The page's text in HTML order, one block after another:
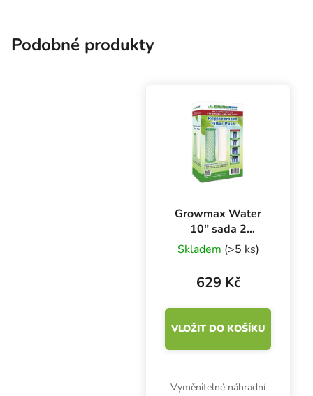
Podobné produkty
Growmax Water
10″ sada 2
náhradních filtrů
Skladem (>5 ks)
629 Kč
VLOŽIT DO KOŠÍKU
Vyměnitelné náhradní